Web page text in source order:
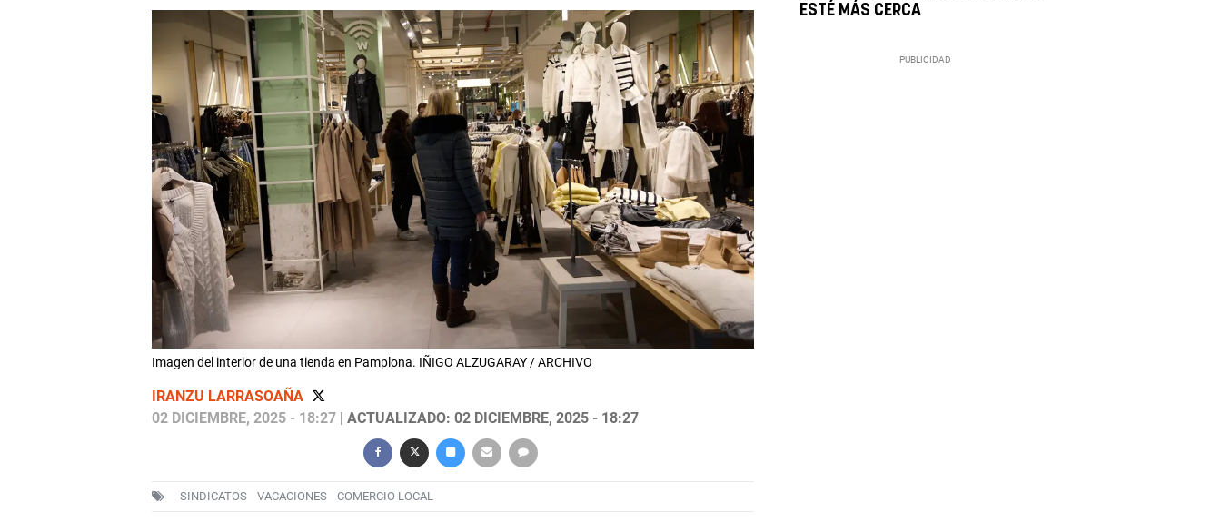
Imagen del interior de una tienda en Pamplona. IÑIGO ALZUGARAY / ARCHIVO
IRANZU LARRASOAÑA
02 DICIEMBRE, 2025 - 18:27| ACTUALIZADO: 02 DICIEMBRE, 2025 - 18:27
SINDICATOS VACACIONES COMERCIO LOCAL
ESTÉ MÁS CERCA